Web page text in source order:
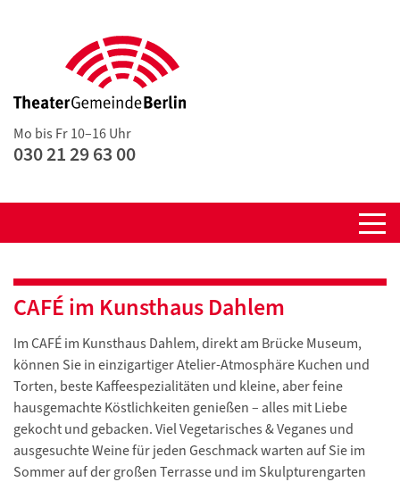
Mo bis Fr 10–16 Uhr
030 21 29 63 00
CAFÉ im Kunsthaus Dahlem
Im CAFÉ im Kunsthaus Dahlem, direkt am Brücke Museum,
können Sie in einzigartiger Atelier-Atmosphäre Kuchen und
Torten, beste Kaffeespezialitäten und kleine, aber feine
hausgemachte Köstlichkeiten genießen – alles mit Liebe
gekocht und gebacken. Viel Vegetarisches & Veganes und
ausgesuchte Weine für jeden Geschmack warten auf Sie im
Sommer auf der großen Terrasse und im Skulpturengarten